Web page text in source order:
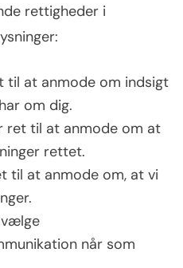
rettigheder i
til at anmode om indsigt
om dig.
ret til at anmode om at
rettet.
til at anmode om, at vi
når som